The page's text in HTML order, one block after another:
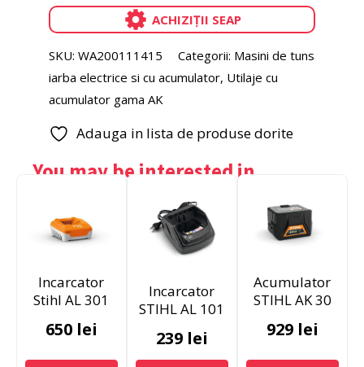
STIHL
RMA
cu
acumulator
si
incarcator
101
ACHIZIȚII SEAP
SKU: WA200111415 Categorii: Masini de tuns
iarba electrice si cu acumulator, Utilaje cu
acumulator gama AK
Adauga in lista de produse dorite
You may be interested in…
Incarcator
Stihl AL 301
650 lei
Incarcator
STIHL AL 101
239 lei
Acumulator
STIHL AK 30
929 lei